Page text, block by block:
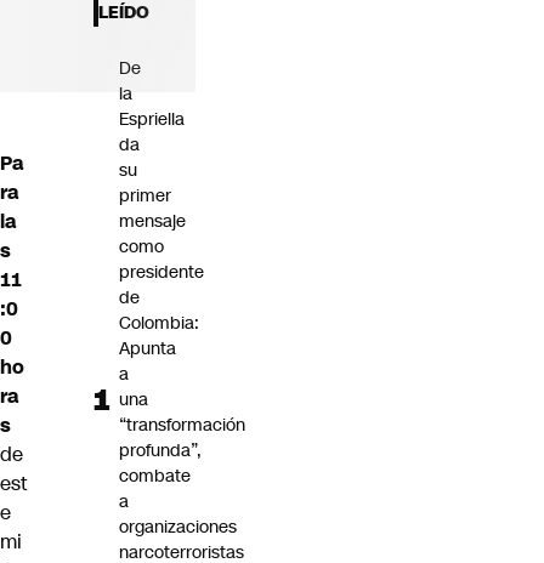
Pa
ra
la
s
11
:0
0
ho
ra
s
de
est
e
mi
LEÍDO
De
la
Espriella
da
su
primer
mensaje
como
presidente
de
Colombia:
Apunta
a
una
“transformación
profunda”,
combate
a
organizaciones
narcoterroristas